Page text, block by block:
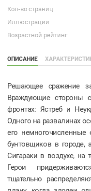
Кол-во страниц
Иллюстрации
Возрастной рейтинг
ОПИСАНИЕ
Решающее сражение
Враждующие стороны
фронтах: Ястреб и
Одного на развалинах
его
бунтовщиков в
Сигараки в воздухе, на
Герои
тщательно